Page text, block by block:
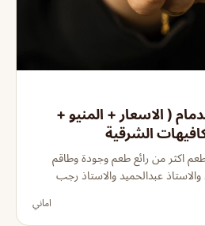
( الاسعار + المنيو +
الشرقية
اكثر من رائع طعم وجودة وطاقم
عبدالحميد والاستاذ رجب
اماني